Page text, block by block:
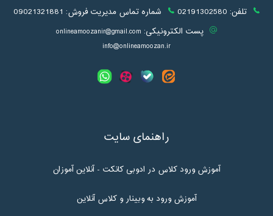
تلفن: 02191302580 شماره تماس مدیریت فروش: 09021321881
پست الکترونیکی: onlineamoozanir@gmail.com
info@onlineamoozan.ir
راهنمای سایت
آموزش ورود کلاس در ادوبی کانکت - آنلاین آموزان
آموزش ورود به وبینار و کلاس آنلاین